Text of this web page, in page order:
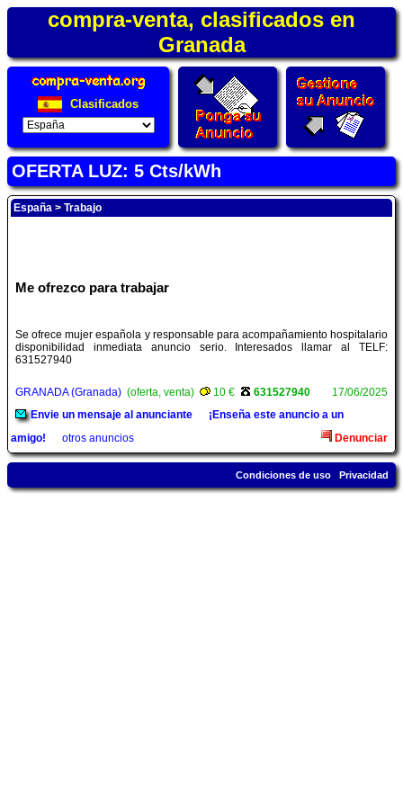
compra-venta, clasificados en
Granada
Clasificados
OFERTA LUZ: 5 Cts/kWh
España > Trabajo
Me ofrezco para trabajar
Se ofrece mujer española y responsable para acompañamiento hospitalario
disponibilidad inmediata anuncio serio. Interesados llamar al TELF:
631527940
GRANADA (Granada) (oferta, venta) 10 € 631527940
17/06/2025
Envie un mensaje al anunciante
¡Enseña este anuncio a un
amigo!
otros anuncios Denunciar
Condiciones de uso Privacidad